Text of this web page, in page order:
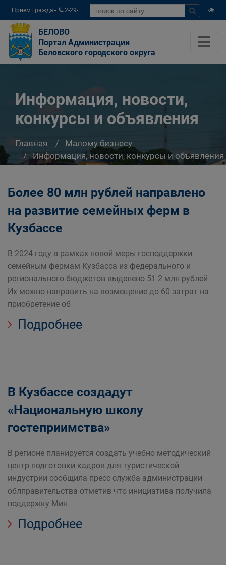
Прием граждан
2-29-
04
БЕЛОВО
Портал Администрации
Беловского городского округа
Информация, новости,
конкурсы и объявления
Главная
Малому бизнесу
Информация, новости, конкурсы и объявления
Более 80 млн рублей направлено
на развитие семейных ферм в
Кузбассе
В 2024 году в рамках новой меры господдержки
семейным фермам Кузбасса из федерального и
регионального бюджетов выделено 51 2 млн рублей
Их можно направить на возмещение до 60 затрат на
приобретение об
Подробнее
В Кузбассе создадут
«Национальную школу
гостеприимства»
В регионе планируется создать учебно методический
центр подготовки кадров для туристической
индустрии сообщила пресс служба администрации
облправительства отметив что инициатива получила
поддержку Мин
Подробнее